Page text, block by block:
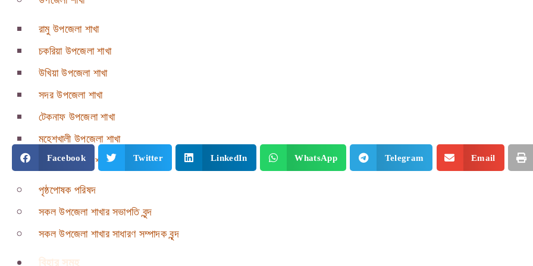
রামু উপজেলা শাখা
চকরিয়া উপজেলা শাখা
উখিয়া উপজেলা শাখা
সদর উপজেলা শাখা
টেকনাফ উপজেলা শাখা
মহেশখালী উপজেলা শাখা
পেকুয়া উপজেলা শাখা
পৃষ্ঠপোষক পরিষদ
সকল উপজেলা শাখার সভাপতি বৃন্দ
সকল উপজেলা শাখার সাধারণ সম্পাদক বৃন্দ
বিহার সমূহ
Facebook Twitter LinkedIn WhatsApp Telegram Email